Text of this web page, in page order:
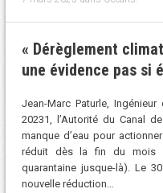
« Dérèglement
une évidence pas si
Jean-Marc Paturle,
20231, l’Autorité du Canal
manque d’eau pour
réduit dès la fin du mois
quarantaine jusque-là). Le
nouvelle réduction…